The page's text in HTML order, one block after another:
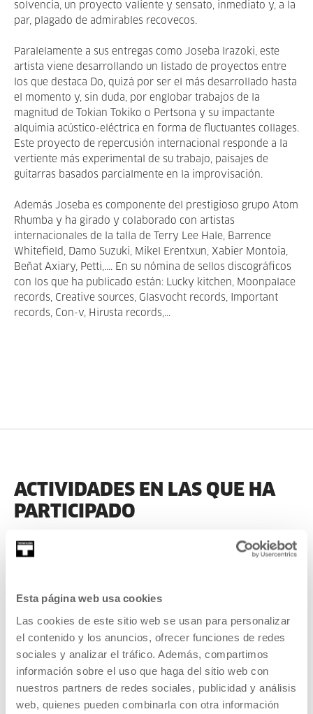
Esta página web usa cookies
Las cookies de este sitio web se usan para personalizar
el contenido y los anuncios, ofrecer funciones de redes
sociales y analizar el tráfico. Además, compartimos
información sobre el uso que haga del sitio web con
nuestros partners de redes sociales, publicidad y análisis
web, quienes pueden combinarla con otra información
solvencia, un proyecto valiente y sensato, inmediato y, a la
par, plagado de admirables recovecos.
Paralelamente a sus entregas como Joseba Irazoki, este
artista viene desarrollando un listado de proyectos entre
los que destaca Do, quizá por ser el más desarrollado hasta
el momento y, sin duda, por englobar trabajos de la
magnitud de Tokian Tokiko o Pertsona y su impactante
alquimia acústico-eléctrica en forma de fluctuantes collages.
Este proyecto de repercusión internacional responde a la
vertiente más experimental de su trabajo, paisajes de
guitarras basados parcialmente en la improvisación.
Además Joseba es componente del prestigioso grupo Atom
Rhumba y ha girado y colaborado con artistas
internacionales de la talla de Terry Lee Hale, Barrence
Whitefield, Damo Suzuki, Mikel Erentxun, Xabier Montoia,
Beñat Axiary, Petti,.... En su nómina de sellos discográficos
con los que ha publicado están: Lucky kitchen, Moonpalace
records, Creative sources, Glasvocht records, Important
records, Con-v, Hirusta records,...
ACTIVIDADES EN LAS QUE HA
PARTICIPADO
2017